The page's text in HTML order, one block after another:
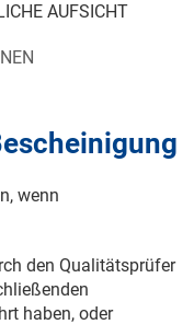
AUFSICHT
wenn
den Qualitätsprüfer
haben, oder